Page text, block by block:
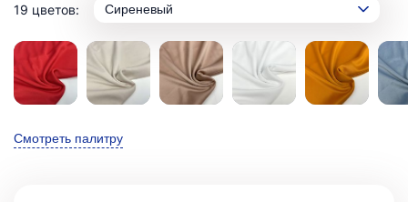
19 цветов: Сиреневый
Смотреть палитру